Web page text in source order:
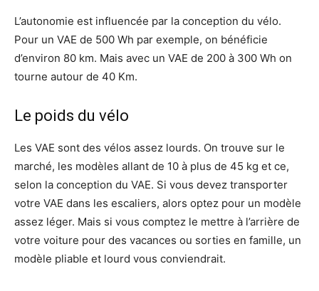
L’autonomie est influencée par la conception du vélo.
Pour un VAE de 500 Wh par exemple, on bénéficie
d’environ 80 km. Mais avec un VAE de 200 à 300 Wh on
tourne autour de 40 Km.
Le poids du vélo
Les VAE sont des vélos assez lourds. On trouve sur le
marché, les modèles allant de 10 à plus de 45 kg et ce,
selon la conception du VAE. Si vous devez transporter
votre VAE dans les escaliers, alors optez pour un modèle
assez léger. Mais si vous comptez le mettre à l’arrière de
votre voiture pour des vacances ou sorties en famille, un
modèle pliable et lourd vous conviendrait.